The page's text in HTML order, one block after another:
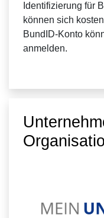
Identifizierung für
können sich
BundID-Konto
anmelden.